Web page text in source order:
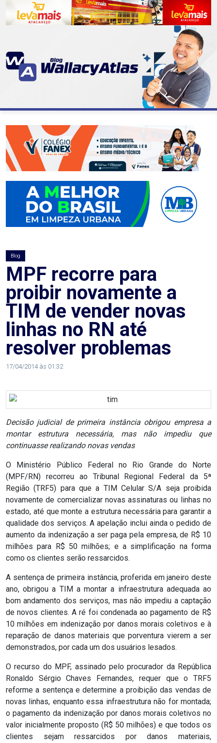
07
DE
ABASTECIMENTO
AÇÃO
SOCIAL
ADMINISTRAÇÃO
AGOSTO
ALEGRIA
ALRN
ANIVERSARIANTE
ARTICULAÇÃO
PARLAMENTAR
ARTIGO
DO
RN
ASSEMBLEIA
E
VOCÊ
ASSEMBLEIA
LEGISLATIVA
DO
RN
ASSEMBLEIA
RN
ASSISTÊNCIA
MÉDICA
BASTIDORES
Blog
Blog
MPF recorre para
proibir novamente a
TIM de vender novas
linhas no RN até
resolver problemas
17/04/2014 às 01:32
Decisão judicial de primeira instância obrigou empresa a
montar estrutura necessária, mas não impediu que
continuasse realizando novas vendas
O Ministério Público Federal no Rio Grande do Norte
(MPF/RN) recorreu ao Tribunal Regional Federal da 5ª
Região (TRF5) para que a TIM Celular S/A seja proibida
novamente de comercializar novas assinaturas ou linhas no
estado, até que monte a estrutura necessária para garantir a
qualidade dos serviços. A apelação inclui ainda o pedido de
aumento da indenização a ser paga pela empresa, de R$ 10
milhões para R$ 50 milhões; e a simplificação na forma
como os clientes serão ressarcidos.
A sentença de primeira instância, proferida em janeiro deste
ano, obrigou a TIM a montar a infraestrutura adequada ao
bom andamento dos serviços, mas não impediu a captação
de novos clientes. A ré foi condenada ao pagamento de R$
10 milhões em indenização por danos morais coletivos e à
reparação de danos materiais que porventura vierem a ser
demonstrados, por cada um dos usuários lesados.
O recurso do MPF, assinado pelo procurador da República
Ronaldo Sérgio Chaves Fernandes, requer que o TRF5
reforme a sentença e determine a proibição das vendas de
novas linhas, enquanto essa infraestrutura não for montada;
o pagamento da indenização por danos morais coletivos no
valor inicialmente proposto (R$ 50 milhões) e que todos os
clientes sejam ressarcidos por danos materiais,